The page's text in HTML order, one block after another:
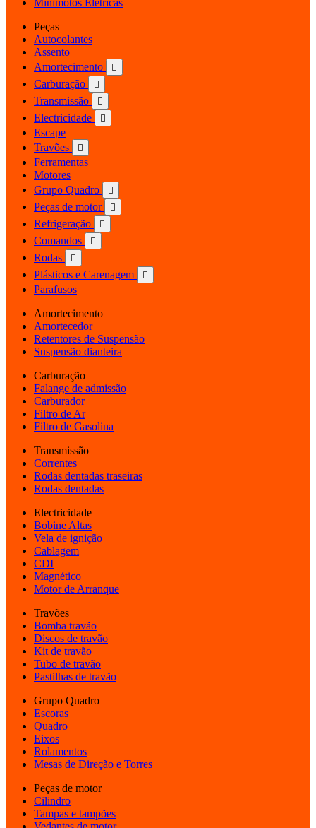
Peças
Autocolantes
Assento
Amortecimento

Carburação 
Transmissão 
Electricidade 
Escape
Travões

Ferramentas
Motores
Grupo Quadro

Peças de motor 
Refrigeração 
Comandos 
Rodas 
Plásticos e Carenagem 
Parafusos
Amortecimento
Amortecedor
Retentores de Suspensão
Suspensão dianteira
Carburação
Falange de admissão
Carburador
Filtro de Ar
Filtro de Gasolina
Transmissão
Correntes
Rodas dentadas traseiras
Rodas dentadas
Electricidade
Bobine Altas
Vela de ignição
Cablagem
CDI
Magnético
Motor de Arranque
Travões
Bomba travão
Discos de travão
Kit de travão
Tubo de travão
Pastilhas de travão
Grupo Quadro
Escoras
Quadro
Eixos
Rolamentos
Mesas de Direção e Torres
Peças de motor
Cilindro
Tampas e tampões